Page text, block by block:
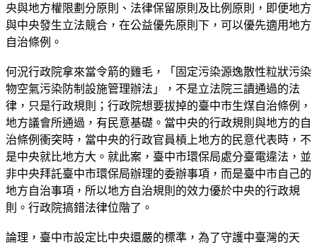
央與地方權限劃分原則、法律保留原則及比例原則，即便地方
與中央發生立法競合，在公益優先原則下，可以優先適用地方
自治條例。
何況行政院拿來當令箭的雞毛，「固定污染源逸散性粒狀污染
物空氣污染防制設施管理辦法」，不是立法院三讀通過的法
律，只是行政規則；行政院想要拔掉的臺中市生煤自治條例，
地方議會所通過，有民意基礎。當中央的行政規則與地方的自
治條例衝突時，當中央的行政官員槓上地方的民意代表時，不
是中央就比地方大。就此案，臺中市環保局處分臺電違法，並
非中央拜託臺中市環保局辦理的委辦事項，而是臺中市自己的
地方自治事項，所以地方自治規則的效力優於中央的行政規
則。行政院搞錯法律位階了。
論理，臺中市設定比中央還嚴的標準，為了守護中臺灣的天